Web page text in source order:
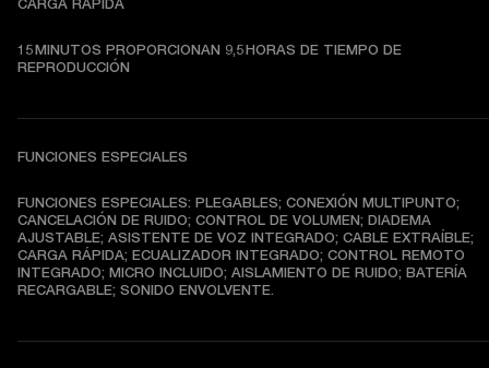
CARGA RÁPIDA
15 MINUTOS PROPORCIONAN 9,5 HORAS DE TIEMPO DE
REPRODUCCIÓN
FUNCIONES ESPECIALES
FUNCIONES ESPECIALES: PLEGABLES; CONEXIÓN MULTIPUNTO;
CANCELACIÓN DE RUIDO; CONTROL DE VOLUMEN; DIADEMA
AJUSTABLE; ASISTENTE DE VOZ INTEGRADO; CABLE EXTRAÍBLE;
CARGA RÁPIDA; ECUALIZADOR INTEGRADO; CONTROL REMOTO
INTEGRADO; MICRO INCLUIDO; AISLAMIENTO DE RUIDO; BATERÍA
RECARGABLE; SONIDO ENVOLVENTE.